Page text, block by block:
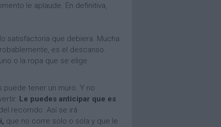
le aplaude. En definitiva,
satisfactoria que debiera. Mucha
es el descanso.
o la ropa que se elige.
puede tener un muro. Y no
Le puedes anticipar que es
recorrido. Así se irá
que no corre solo o sola y que le